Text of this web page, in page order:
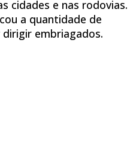
cidades e nas rodovias.
a quantidade de
embriagados.